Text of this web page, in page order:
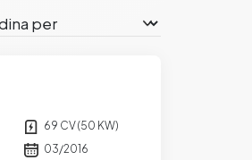
69 CV (50 KW)
03/2016